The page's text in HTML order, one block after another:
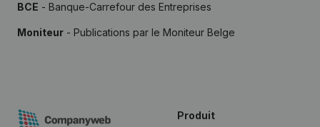
BCE - Banque-Carrefour des Entreprises
Moniteur - Publications par le Moniteur Belge
Produit